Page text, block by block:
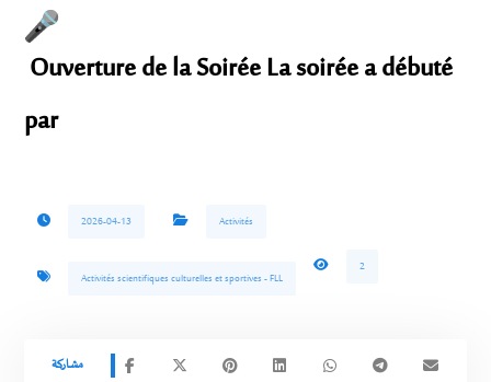
Ouverture de la Soirée La soirée a débuté
par
2026-04-13 Activités
Activités scientifiques culturelles et sportives - FLL
2